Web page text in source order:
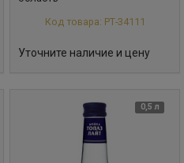
Код товара: РТ-34111
Уточните наличие и цену
0,5 л